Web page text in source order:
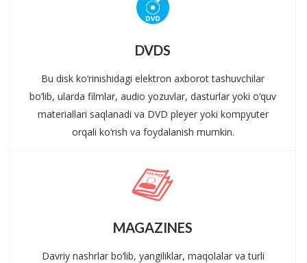
DVDS
Bu disk ko‘rinishidagi elektron axborot tashuvchilar
bo‘lib, ularda filmlar, audio yozuvlar, dasturlar yoki o‘quv
materiallari saqlanadi va DVD pleyer yoki kompyuter
orqali ko‘rish va foydalanish mumkin.
MAGAZINES
Davriy nashrlar bo‘lib, yangiliklar, maqolalar va turli